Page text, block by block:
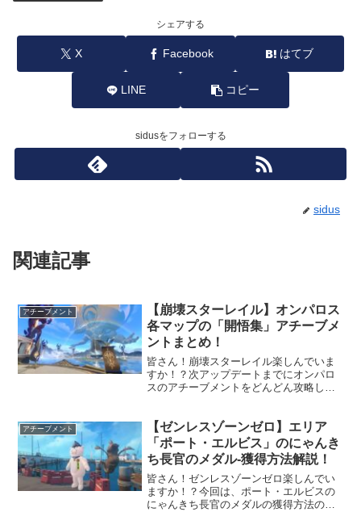
シェアする
X Facebook はてブ
LINE コピー
sidusをフォローする
sidus
関連記事
アチーブメント
【崩壊スターレイル】オンパロス
各マップの「開悟集」アチーブメ
ントまとめ！
皆さん！崩壊スターレイル楽しんでいま
すか！？次アップデートまでにオンパロ
スのアチーブメントをどんどん攻略して
すアチーブメントをご紹介しました！今
回は各マップに存在します「...
アチーブメント
【ゼンレスゾーンゼロ】エリア
「ポート・エルビス」のにゃんき
ち長官のメダル-獲得方法解説！
皆さん！ゼンレスゾーンゼロ楽しんでい
ますか！？今回は、ポート・エルビスの
にゃんきち長官のメダルの獲得方法の解